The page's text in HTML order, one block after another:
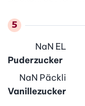
Puderzucker
NaN EL
Vanillezucker
NaN Päckli